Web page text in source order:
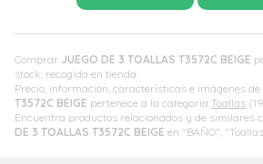
Comprar JUEGO DE 3 TOALLAS T3572C BEIGE
stock, recogida en tienda.
Precio, información, características e imágenes de
T3572C BEIGE pertenece a la categoría Toallas
Encuentra productos relacionados y de similares
DE 3 TOALLAS T3572C BEIGE en "BAÑO",